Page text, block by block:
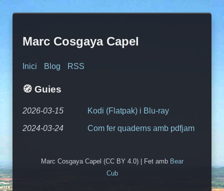
Marc Cosgaya Capel
Inici Blog RSS
🧭️ Guies
2026-03-15 Kodi (Flatpak) i Blu-ray
2024-03-24 Com fer quaderns amb pdfjam
Marc Cosgaya Capel (CC BY 4.0) | Fet amb Bear
Cub